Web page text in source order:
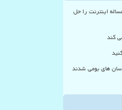
اینترنت را حل
کند
های بومی شدند